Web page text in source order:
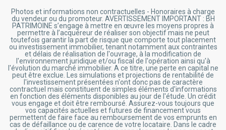
Photos et informations non contractuelles - Honoraires à charge
du vendeur ou du promoteur. AVERTISSEMENT IMPORTANT : BH
PATRIMOINE s’engage à mettre en œuvre les moyens propres à
permettre à l’acquéreur de réaliser son objectif mais ne peut
toutefois garantir la part de risque que comporte tout placement
ou investissement immobilier, tenant notamment aux contraintes
et délais de réalisation de l'ouvrage, à la modification de
l'environnement juridique et/ou fiscal de l'opération ainsi qu'à
l'évolution du marché immobilier. A ce titre, une perte en capital ne
peut être exclue. Les simulations et projections de rentabilité de
l'investissement présentées n'ont donc pas de caractère
contractuel mais constituent de simples éléments d'informations
en fonction des éléments disponibles au jour de l'étude. Un crédit
vous engage et doit être remboursé. Assurez-vous toujours que
vos capacités actuelles et futures de financement vous
permettent de faire face au remboursement de vos emprunts en
cas de défaillance ou de carence de votre locataire. Dans le cadre